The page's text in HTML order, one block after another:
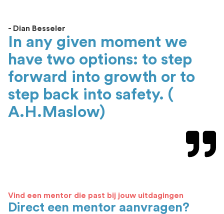
- Dian Besseler
In any given moment we
have two options: to step
forward into growth or to
step back into safety. (
A.H.Maslow)
Vind een mentor die past bij jouw uitdagingen
Direct een mentor aanvragen?